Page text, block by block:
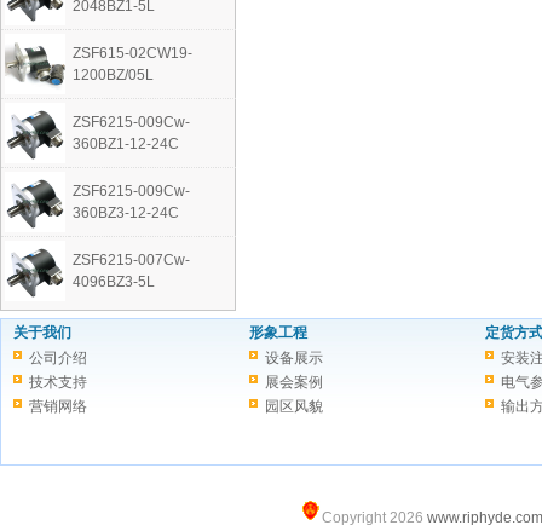
2048BZ1-5L
ZSF615-02CW19-
1200BZ/05L
ZSF6215-009Cw-
360BZ1-12-24C
ZSF6215-009Cw-
360BZ3-12-24C
ZSF6215-007Cw-
4096BZ3-5L
关于我们
公司介绍
技术支持
营销网络
形象工程
设备展示
展会案例
园区风貌
定货方式
安装
电气
输出
Copyright 2026 www.riphyde.com